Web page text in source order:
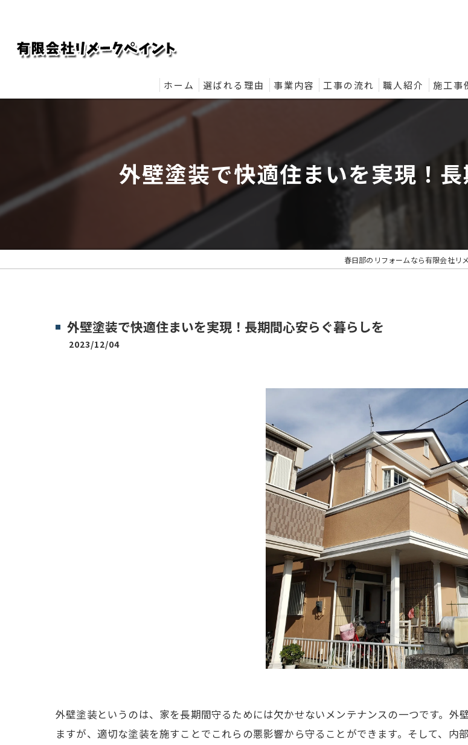
ホーム 選ばれる理由
リメークペイントの外壁塗装プラン
事業内容 工事の流れ 職人紹介 施工事
外壁塗装で快適住まいを実現！
春日部のリフォームなら有限会社リ
外壁塗装で快適住まいを実現！長期間心安らぐ暮らしを
2023/12/04
外壁塗装というのは、家を長期間守るためには欠かせないメンテナンスの一つです。外
ますが、適切な塗装を施すことでこれらの悪影響から守ることができます。そして、